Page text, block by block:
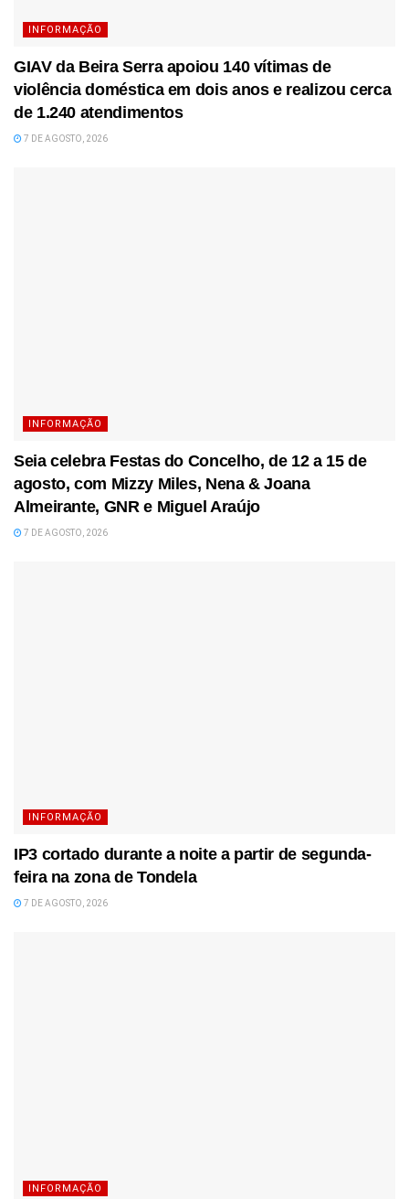
INFORMAÇÃO
GIAV da Beira Serra apoiou 140 vítimas de
violência doméstica em dois anos e realizou cerca
de 1.240 atendimentos
7 DE AGOSTO, 2026
INFORMAÇÃO
Seia celebra Festas do Concelho, de 12 a 15 de
agosto, com Mizzy Miles, Nena & Joana
Almeirante, GNR e Miguel Araújo
7 DE AGOSTO, 2026
INFORMAÇÃO
IP3 cortado durante a noite a partir de segunda-
feira na zona de Tondela
7 DE AGOSTO, 2026
INFORMAÇÃO